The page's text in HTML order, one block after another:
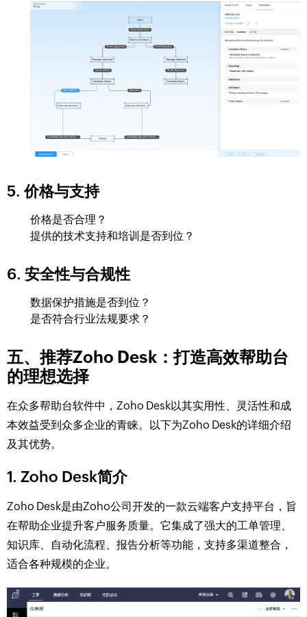
5. 价格与支持
价格是否合理？
提供的技术支持和培训是否到位？
6. 安全性与合规性
数据保护措施是否到位？
是否符合行业法规要求？
五、推荐Zoho Desk：打造高效帮助台
的理想选择
在众多帮助台软件中，Zoho Desk以其实用性、灵活性和成
本效益受到众多企业的青睐。以下为Zoho Desk的详细介绍
及其优势。
1. Zoho Desk简介
Zoho Desk是由Zoho公司开发的一款云端客户支持平台，旨
在帮助企业提升客户服务质量。它集成了强大的工单管理、
知识库、自动化流程、报告分析等功能，支持多渠道整合，
适合各种规模的企业。